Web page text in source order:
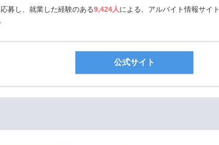
募し、就業した経験のある9,424人による、アルバイト情報サイト
公式サイト